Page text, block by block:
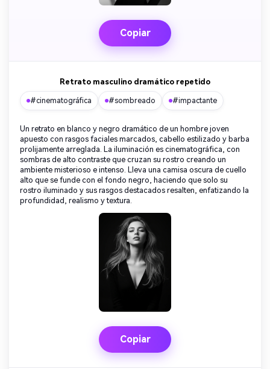
Copiar
Retrato masculino dramático repetido
#cinematográfica #sombreado #impactante
Un retrato en blanco y negro dramático de un hombre joven
apuesto con rasgos faciales marcados, cabello estilizado y barba
prolijamente arreglada. La iluminación es cinematográfica, con
sombras de alto contraste que cruzan su rostro creando un
ambiente misterioso e intenso. Lleva una camisa oscura de cuello
alto que se funde con el fondo negro, haciendo que solo su
rostro iluminado y sus rasgos destacados resalten, enfatizando la
profundidad, realismo y textura.
Copiar